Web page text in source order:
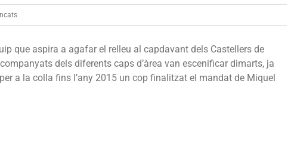
a
que aspira a agafar el relleu al capdavant dels Castellers de
dels diferents caps d’àrea van escenificar dimarts, ja
a la colla fins l’any 2015 un cop finalitzat el mandat de Miquel